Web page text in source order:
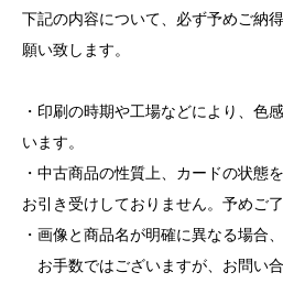
下記の内容について、必ず予めご納
願い致します。
・印刷の時期や工場などにより、色
います。
・中古商品の性質上、カードの状態
お引き受けしておりません。予めご了
・画像と商品名が明確に異なる場合
お手数ではございますが、お問い